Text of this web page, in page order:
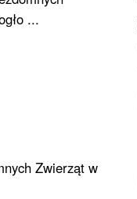
...
Zwierząt w